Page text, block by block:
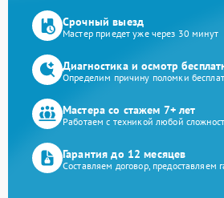
Срочный выезд
Мастер приедет уже через 30 минут
Диагностика и осмотр
Определим причину поломки
Мастера со стажем 7+ лет
Работаем с техникой любой
Гарантия до 12 месяцев
Составляем договор, предоставляем